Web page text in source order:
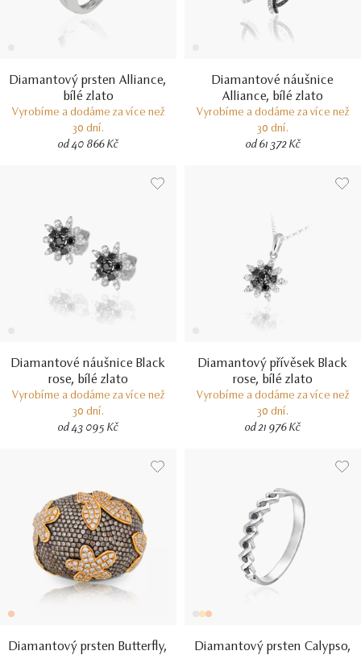
Diamantový prsten Alliance,
bílé zlato
Vyrobíme a dodáme za více než
30 dní.
od 40 866 Kč
Diamantové náušnice
Alliance, bílé zlato
Vyrobíme a dodáme za více než
30 dní.
od 61 372 Kč
Diamantové náušnice Black
rose, bílé zlato
Vyrobíme a dodáme za více než
30 dní.
od 43 095 Kč
Diamantový přívěsek Black
rose, bílé zlato
Vyrobíme a dodáme za více než
30 dní.
od 21 976 Kč
Diamantový prsten Butterfly,
Diamantový prsten Calypso,